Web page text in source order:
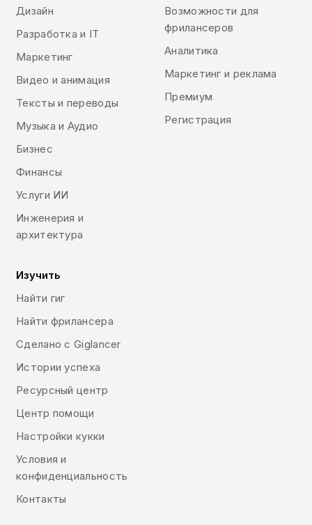
Дизайн
Разработка и IT
Маркетинг
Видео и анимация
Тексты и переводы
Музыка и Аудио
Бизнес
Финансы
Услуги ИИ
Инженерия и
архитектура
Возможности для
фрилансеров
Аналитика
Маркетинг и реклама
Премиум
Регистрация
Изучить
Найти гиг
Найти фрилансера
Сделано с Giglancer
Истории успеха
Ресурсный центр
Центр помощи
Настройки кукки
Условия и
конфиденциальность
Контакты